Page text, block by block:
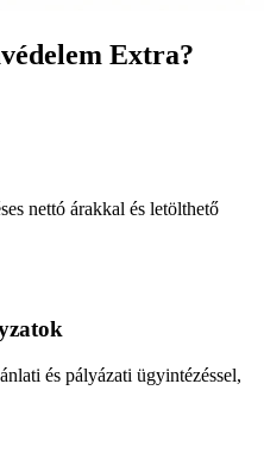
Extra?
nettó árakkal és letölthető
és pályázati ügyintézéssel,